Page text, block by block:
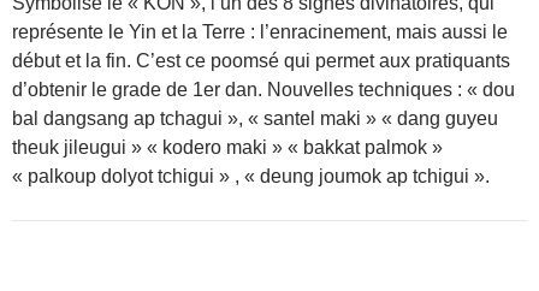
représente le Yin et la Terre : l’enracinement, mais aussi le
début et la fin. C’est ce poomsé qui permet aux pratiquants
d’obtenir le grade de 1er dan. Nouvelles techniques : « dou
bal dangsang ap tchagui », « santel maki » « dang guyeu
theuk jileugui » « kodero maki » « bakkat palmok »
« palkoup dolyot tchigui » , « deung joumok ap tchigui ».